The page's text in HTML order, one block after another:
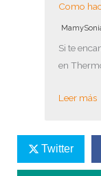
Como
Si te
en
Leer más
Twitter